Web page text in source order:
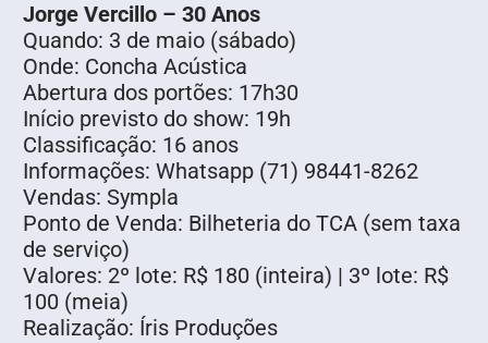
Jorge Vercillo – 30 Anos
Quando: 3 de maio (sábado)
Onde: Concha Acústica
Abertura dos portões: 17h30
Início previsto do show: 19h
Classificação: 16 anos
Informações: Whatsapp (71) 98441-8262
Vendas: Sympla
Ponto de Venda: Bilheteria do TCA (sem taxa
de serviço)
Valores: 2º lote: R$ 180 (inteira) | 3º lote: R$
100 (meia)
Realização: Íris Produções